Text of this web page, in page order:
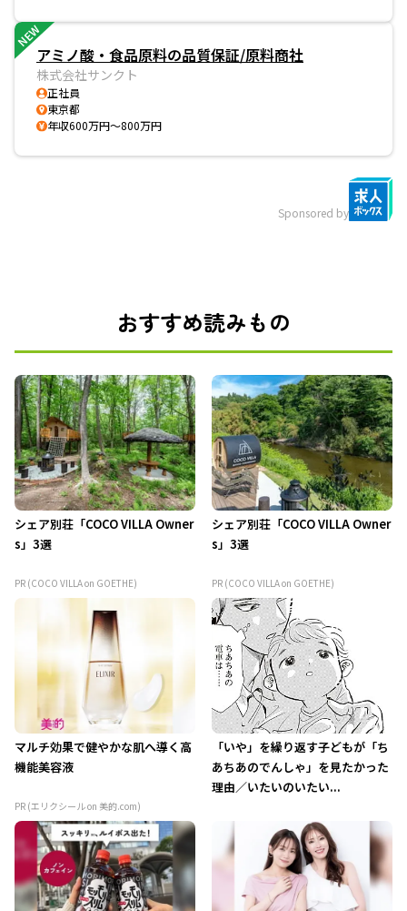
NEW
アミノ酸・食品原料の品質保証/原料商社
株式会社サンクト
正社員
東京都
年収600万円～800万円
Sponsored by
おすすめ読みもの
シェア別荘「COCO VILLA Owner
s」3選
PR (COCO VILLA on GOETHE)
シェア別荘「COCO VILLA Owner
s」3選
PR (COCO VILLA on GOETHE)
マルチ効果で健やかな肌へ導く高
機能美容液
PR (エリクシール on 美的.com)
「いや」を繰り返す子どもが「ち
あちあのでんしゃ」を見たかった
理由／いたいのいたい...